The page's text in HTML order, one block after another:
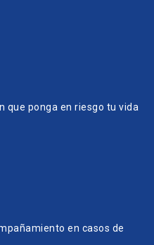
que ponga en riesgo tu vida
en casos de